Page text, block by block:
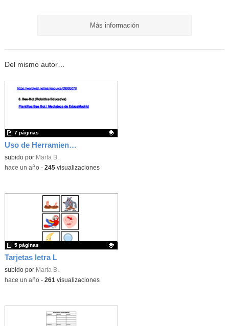
Más información
Del mismo autor…
Uso de Herramientas Digitales en Educación Infantil -CEIP Ramiro de Maeztu
Contenido educativo.
subido por Marta B.
7 páginas
-hace un año- 245visualizaciones
Tarjetas letra L
Contenido educativo.
subido por Marta B.
5 páginas
-hace un año- 261 visualizaciones